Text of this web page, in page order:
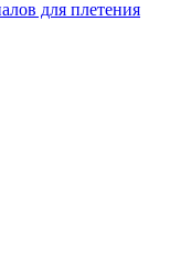
для плетения